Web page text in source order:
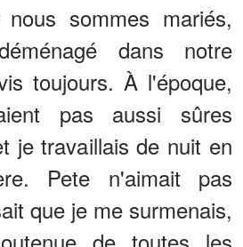
sommes mariés,
dans notre
toujours. À l'époque,
pas aussi sûres
je travaillais de nuit en
Pete n'aimait pas
que je me surmenais,